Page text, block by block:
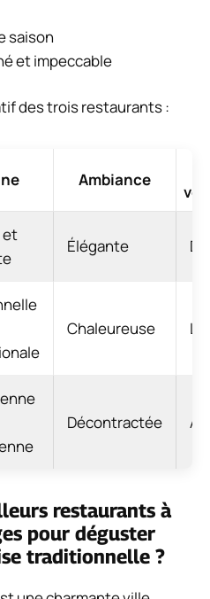
saison
et impeccable
des trois restaurants :
Ambiance
et
Élégante
Chaleureuse
Décontractée
restaurants à
pour déguster
traditionnelle ?